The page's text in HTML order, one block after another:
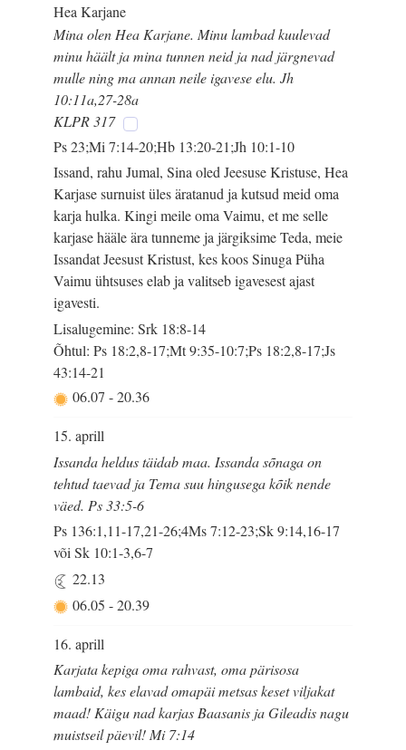
Hea Karjane
Mina olen Hea Karjane. Minu lambad kuulevad
minu häält ja mina tunnen neid ja nad järgnevad
mulle ning ma annan neile igavese elu. Jh
10:11a,27-28a
KLPR 317
Ps 23;Mi 7:14-20;Hb 13:20-21;Jh 10:1-10
Issand, rahu Jumal, Sina oled Jeesuse Kristuse, Hea
Karjase surnuist üles äratanud ja kutsud meid oma
karja hulka. Kingi meile oma Vaimu, et me selle
karjase hääle ära tunneme ja järgiksime Teda, meie
Issandat Jeesust Kristust, kes koos Sinuga Püha
Vaimu ühtsuses elab ja valitseb igavesest ajast
igavesti.
Lisalugemine: Srk 18:8-14
Õhtul: Ps 18:2,8-17;Mt 9:35-10:7;Ps 18:2,8-17;Js
43:14-21
06.07-20.36
15. aprill
Issanda heldus täidab maa. Issanda sõnaga on
tehtud taevad ja Tema suu hingusega kõik nende
väed. Ps 33:5-6
Ps 136:1,11-17,21-26;4Ms 7:12-23;Sk 9:14,16-17
või Sk 10:1-3,6-7
22.13
06.05-20.39
16. aprill
Karjata kepiga oma rahvast, oma pärisosa
lambaid, kes elavad omapäi metsas keset viljakat
maad! Käigu nad karjas Baasanis ja Gileadis nagu
muistseil päevil! Mi 7:14